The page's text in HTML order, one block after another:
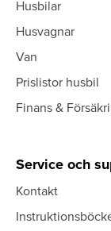
Husbilar
Husvagnar
Van
Prislistor husbil
Finans &
Service och
Kontakt